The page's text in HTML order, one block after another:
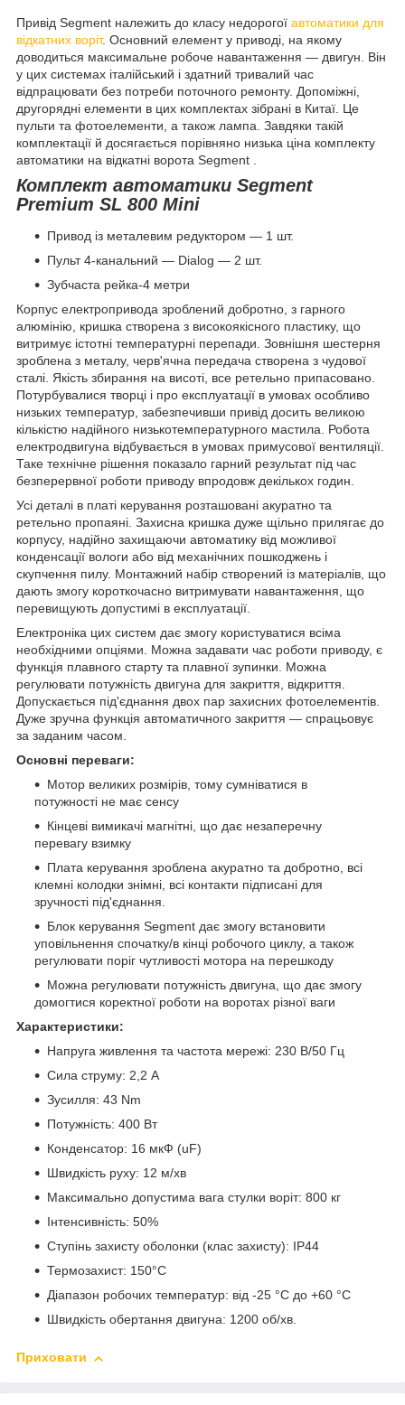
Привід Segment належить до класу недорогої автоматики для
відкатних воріт. Основний елемент у приводі, на якому
доводиться максимальне робоче навантаження — двигун. Він
у цих системах італійський і здатний тривалий час
відпрацювати без потреби поточного ремонту. Допоміжні,
другорядні елементи в цих комплектах зібрані в Китаї. Це
пульти та фотоелементи, а також лампа. Завдяки такій
комплектації й досягається порівняно низька ціна комплекту
автоматики на відкатні ворота Segment .
Комплект автоматики Segment
Premium SL 800 Mini
Привод із металевим редуктором — 1 шт.
Пульт 4-канальний — Dialog — 2 шт.
Зубчаста рейка-4 метри
Корпус електропривода зроблений добротно, з гарного
алюмінію, кришка створена з високоякісного пластику, що
витримує істотні температурні перепади. Зовнішня шестерня
зроблена з металу, черв'ячна передача створена з чудової
сталі. Якість збирання на висоті, все ретельно припасовано.
Потурбувалися творці і про експлуатації в умовах особливо
низьких температур, забезпечивши привід досить великою
кількістю надійного низькотемпературного мастила. Робота
електродвигуна відбувається в умовах примусової вентиляції.
Таке технічне рішення показало гарний результат під час
безперервної роботи приводу впродовж декількох годин.
Усі деталі в платі керування розташовані акуратно та
ретельно пропаяні. Захисна кришка дуже щільно прилягає до
корпусу, надійно захищаючи автоматику від можливої
конденсації вологи або від механічних пошкоджень і
скупчення пилу. Монтажний набір створений із матеріалів, що
дають змогу короткочасно витримувати навантаження, що
перевищують допустимі в експлуатації.
Електроніка цих систем дає змогу користуватися всіма
необхідними опціями. Можна задавати час роботи приводу, є
функція плавного старту та плавної зупинки. Можна
регулювати потужність двигуна для закриття, відкриття.
Допускається під'єднання двох пар захисних фотоелементів.
Дуже зручна функція автоматичного закриття — спрацьовує
за заданим часом.
Основні переваги:
Мотор великих розмірів, тому сумніватися в
потужності не має сенсу
Кінцеві вимикачі магнітні, що дає незаперечну
перевагу взимку
Плата керування зроблена акуратно та добротно, всі
клемні колодки знімні, всі контакти підписані для
зручності під'єднання.
Блок керування Segment дає змогу встановити
уповільнення спочатку/в кінці робочого циклу, а також
регулювати поріг чутливості мотора на перешкоду
Можна регулювати потужність двигуна, що дає змогу
домогтися коректної роботи на воротах різної ваги
Характеристики:
Напруга живлення та частота мережі: 230 В/50 Гц
Сила струму: 2,2 А
Зусилля: 43 Nm
Потужність: 400 Вт
Конденсатор: 16 мкФ (uF)
Швидкість руху: 12 м/хв
Максимально допустима вага стулки воріт: 800 кг
Інтенсивність: 50%
Ступінь захисту оболонки (клас захисту): IP44
Термозахист: 150°С
Діапазон робочих температур: від -25 °C до +60 °C
Швидкість обертання двигуна: 1200 об/хв.
Приховати